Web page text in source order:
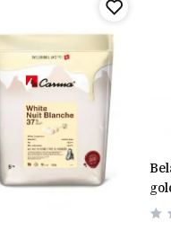
bela karamelna čokolada